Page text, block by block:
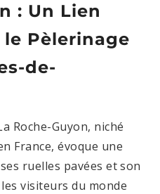
: Un Lien
Pèlerinage
de-
Roche-Guyon, niché
France, évoque une
ruelles pavées et son
visiteurs du monde